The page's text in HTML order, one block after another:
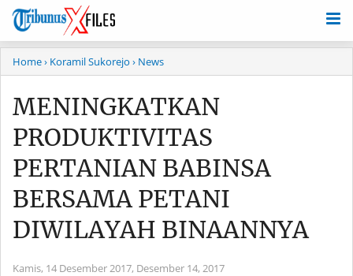
Home› Koramil Sukorejo › News
MENINGKATKAN
PRODUKTIVITAS
PERTANIAN BABINSA
BERSAMA PETANI
DIWILAYAH BINAANNYA
Kamis, 14 Desember 2017, Desember 14, 2017